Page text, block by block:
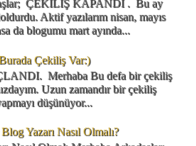
ÇEKİLİŞ KAPANDI . Bu ay
Aktif yazılarım nisan, mayıs
da blogumu mart ayında...
Çekiliş Var:)
Merhaba Bu defa bir çekiliş
Uzun zamandır bir çekiliş
düşünüyor...
Yazarı Nasıl Olmalı?